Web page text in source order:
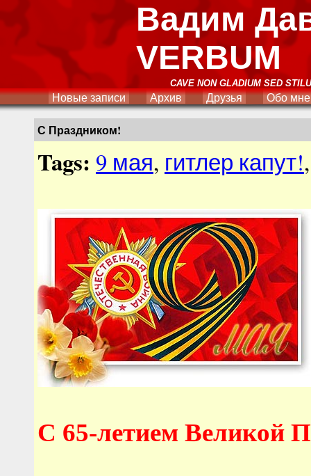
Вадим
VERBUM
CAVE NON GLADIUM SED
Новые записи Архив Друзья Обо мне
С Праздником!
Tags: 9 мая, гитлер капут!
С 65-летием Великой